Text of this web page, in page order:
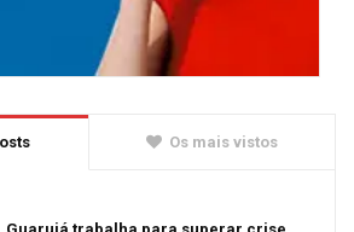
Os mais vistos